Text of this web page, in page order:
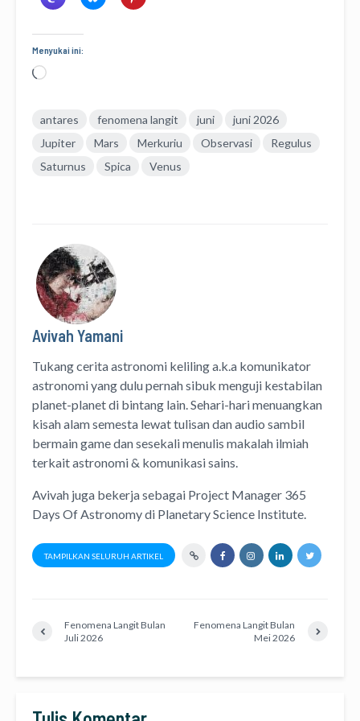
Menyukai ini:
Memuat...
antares fenomena langit juni
juni 2026
Jupiter
Mars Merkuriu Observasi
Regulus
Saturnus
Spica Venus
Avivah Yamani
Tukang cerita astronomi kelilinga.k.a komunikator
astronomiyang dulu pernah sibuk menguji kestabilan
planet-planet di bintang lain. Sehari-hari menuangkan
kisah alam semesta lewattulisandanaudio sambil
bermain game dan sesekali menulis makalah ilmiah
terkait astronomi & komunikasi sains.
Avivah juga bekerja sebagai Project Manager 365
Days Of Astronomydi Planetary Science Institute
TAMPILKAN SELURUH ARTIKEL
Fenomena Langit Bulan
Juli 2026
Fenomena Langit Bulan
Mei 2026